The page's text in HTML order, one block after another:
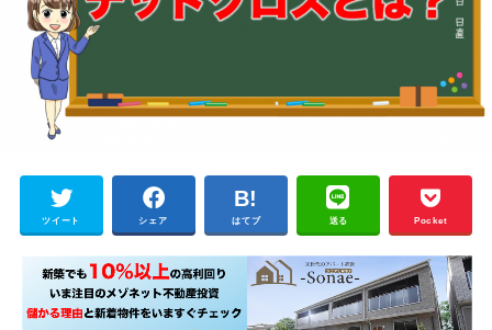
ツイート シェア はてブ 送る Pocket